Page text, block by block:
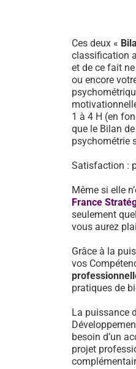
Ces deux «
classification
et de ce fait
ou encore
1 à 4 H (en
que le Bilan
psychométrie
Satisfaction :
Même si elle
France
seulement
vous aurez
Grâce à la
vos
pratiques de
La puissance
besoin d’un
projet